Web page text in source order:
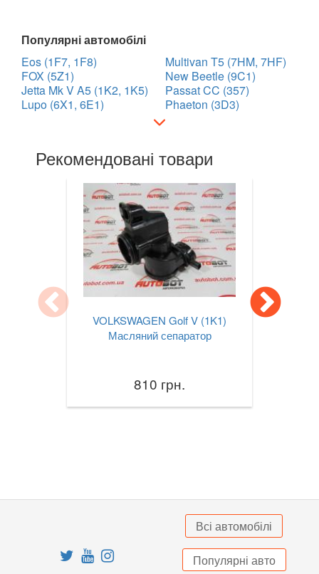
Golf VIII
Cross Golf
ID.3
ID.5
Jetta Mk V A5 (1K2, 1K5)
Jetta Mk VI A6 (5C6)
Jetta Mk VII A7
Lupo (6X1, 6E1)
Multivan T5 (7HM, 7HF)
Passat B7 (362, 365)
Phaeton (3D1)
Популярні автомобілі
Eos (1F7, 1F8)
FOX (5Z1)
Jetta Mk V A5 (1K2, 1K5)
Lupo (6X1, 6E1)
Multivan T5 (7HM, 7HF)
New Beetle (9C1)
Passat CC (357)
Phaeton (3D3)
Рекомендовані товари
VOLKSWAGEN Golf V (1K1)
Масляний сепаратор
810 грн.
Всі автомобілі
Популярні авто